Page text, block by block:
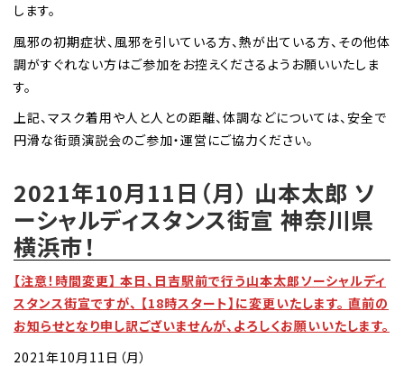
します。
風邪の初期症状、風邪を引いている方、熱が出ている方、その他体
調がすぐれない方はご参加をお控えくださるようお願いいたしま
す。
上記、マスク着用や人と人との距離、体調などについては、安全で
円滑な街頭演説会のご参加・運営にご協力ください。
2021年10月11日（月） 山本太郎 ソ
ーシャルディスタンス街宣 神奈川県
横浜市！
【注意！時間変更】 本日、日吉駅前で行う山本太郎ソーシャルディ
スタンス街宣ですが、 【18時スタート】に変更いたします。 直前の
お知らせとなり申し訳ございませんが、よろしくお願いいたします。
2021年10月11日（月）